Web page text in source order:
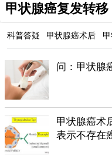
甲状腺癌复发转移
科普答疑 甲状腺癌术后
问：甲状腺
甲状腺癌术
表示不存在